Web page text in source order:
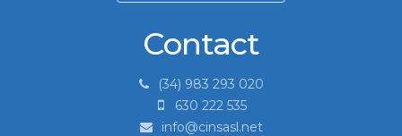
Contact
(34) 983 293 020
630 222 535
info@cinsasl.net